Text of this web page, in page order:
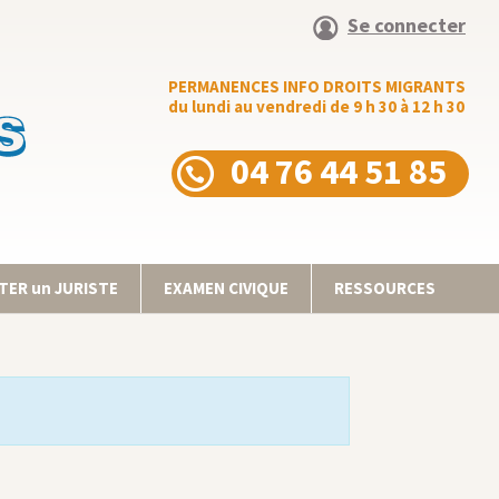
Se connecter
PERMANENCES INFO DROITS MIGRANTS
du lundi au vendredi de 9 h 30 à 12 h 30
04 76 44 51 85
un JURISTE EXAMEN CIVIQUE RESSOURCES